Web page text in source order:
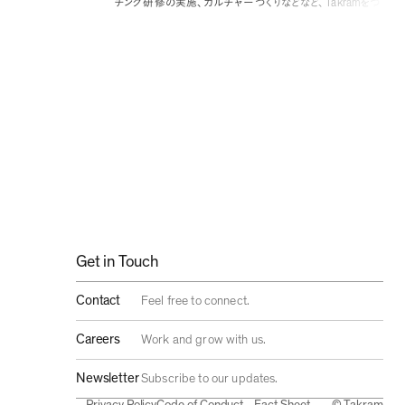
チング研修の実施、 カルチャーづくりなどなど、 Takramをつ
Get in Touch
Contact Feel free to connect.
Careers Work and grow with us.
NewsletterSubscribe to our updates.